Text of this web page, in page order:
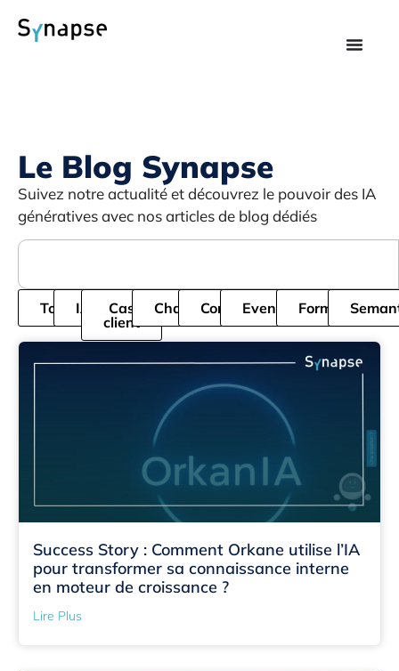
Le Blog Synapse
Suivez notre actualité et découvrez le pouvoir des IA
génératives avec nos articles de blog dédiés
Tous IA
Cas
client
ChatbotCordialEvenementFormation
Success Story : Comment Orkane utilise l’IA
pour transformer sa connaissance interne
en moteur de croissance ?
Lire Plus